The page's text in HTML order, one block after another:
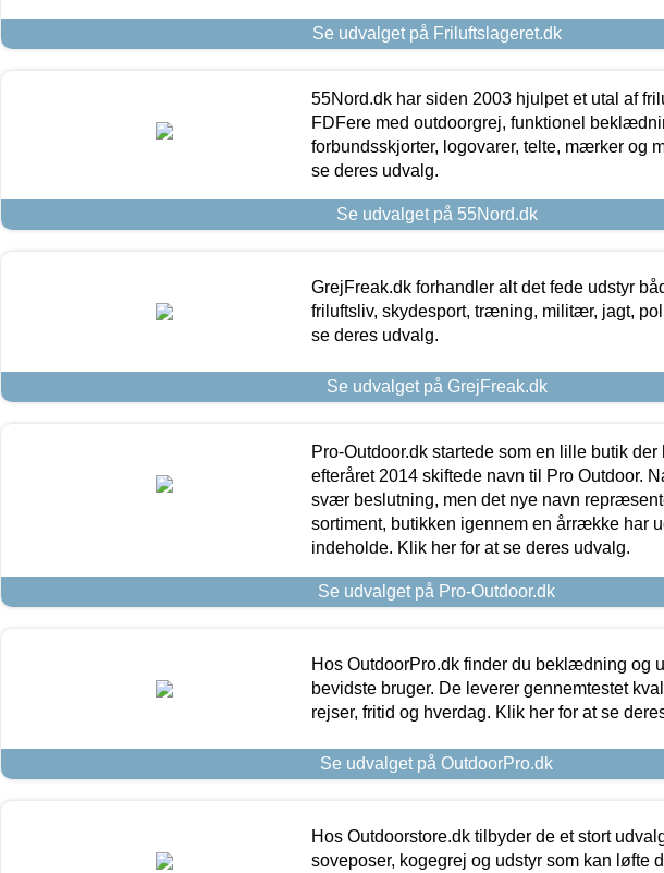
Se udvalget på Friluftslageret.dk
55Nord.dk har siden 2003 hjulpet et utal af
FDFere med outdoorgrej, funktionel
forbundsskjorter, logovarer, telte, mærker og
se deres udvalg.
Se udvalget på 55Nord.dk
GrejFreak.dk forhandler alt det fede udstyr
friluftsliv, skydesport, træning, militær, jagt,
se deres udvalg.
Se udvalget på GrejFreak.dk
Pro-Outdoor.dk startede som en lille butik der
efteråret 2014 skiftede navn til Pro Outdoor.
svær beslutning, men det nye navn
sortiment, butikken igennem en årrække har
indeholde. Klik her for at se deres udvalg.
Se udvalget på Pro-Outdoor.dk
Hos OutdoorPro.dk finder du beklædning og
bevidste bruger. De leverer gennemtestet
rejser, fritid og hverdag. Klik her for at se
Se udvalget på OutdoorPro.dk
Hos Outdoorstore.dk tilbyder de et stort
soveposer, kogegrej og udstyr som kan løfte